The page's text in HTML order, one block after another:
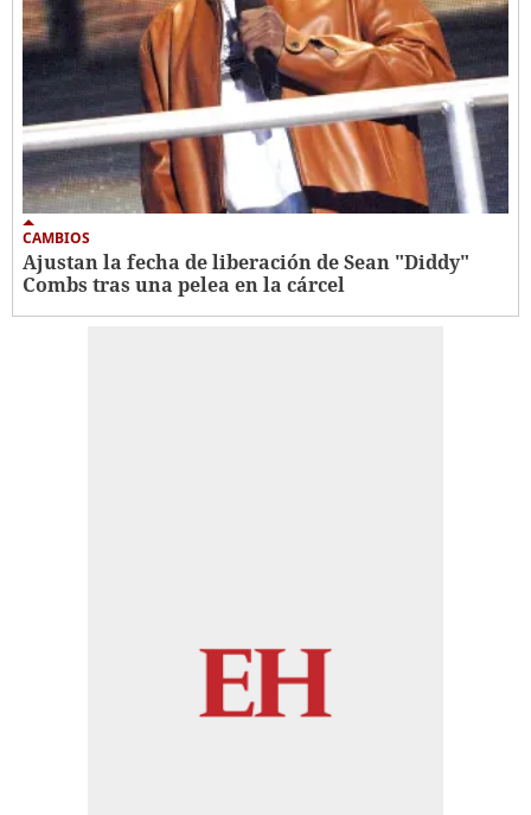
CAMBIOS
Ajustan la fecha de liberación de Sean "Diddy"
Combs tras una pelea en la cárcel